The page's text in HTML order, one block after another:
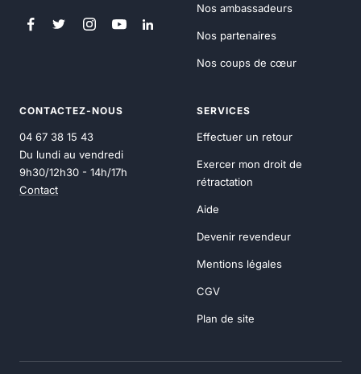
Nos ambassadeurs
Nos partenaires
Nos coups de cœur
CONTACTEZ-NOUS
04 67 38 15 43
Du lundi au vendredi
9h30/12h30 - 14h/17h
Contact
SERVICES
Effectuer un retour
Exercer mon droit de
rétractation
Aide
Devenir revendeur
Mentions légales
CGV
Plan de site